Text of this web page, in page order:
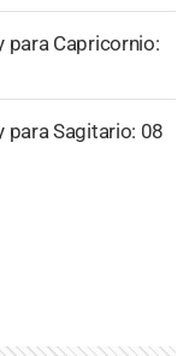
para Capricornio:
para Sagitario: 08